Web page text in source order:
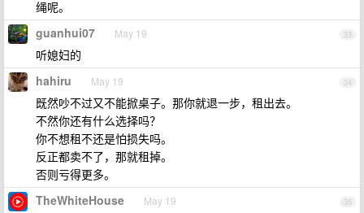
绳呢。
33
guanhui07 May 19
听媳妇的
34
hahiru May 19
既然吵不过又不能掀桌子。那你就退一步，租出去。
不然你还有什么选择吗？
你不想租不还是怕损失吗。
反正都卖不了，那就租掉。
否则亏得更多。
35
TheWhiteHouse May 19